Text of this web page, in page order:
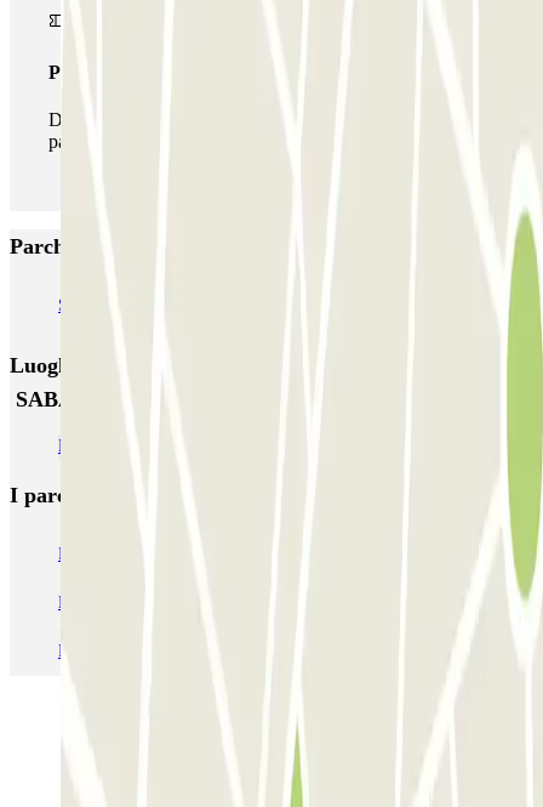
Pass illlimitato
Durante il tuo soggiorno potrai entrare e uscire dal
parcheggio tutte le volte che vorrai.
Parcheggi più popolari a Mataro
SABA Plaça Santa Anna
Luoghi ed eventi che potrebbero interessarti vicino a
SABA Montserrat
Parcheggi a Sant Martì
I parcheggi
Parcheggio Venezia
Parcheggio Roma
Parcheggio Malpensa Terminal 1